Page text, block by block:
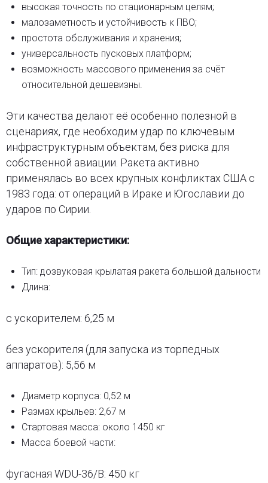
высокая точность по стационарным целям;
малозаметность и устойчивость к ПВО;
простота обслуживания и хранения;
универсальность пусковых платформ;
возможность массового применения за счёт
относительной дешевизны.
Эти качества делают её особенно полезной в
сценариях, где необходим удар по ключевым
инфраструктурным объектам, без риска для
собственной авиации. Ракета активно
применялась во всех крупных конфликтах США с
1983 года: от операций в Ираке и Югославии до
ударов по Сирии.
Общие характеристики:
Тип: дозвуковая крылатая ракета большой дальности
Длина:
с ускорителем: 6,25 м
без ускорителя (для запуска из торпедных
аппаратов): 5,56 м
Диаметр корпуса: 0,52 м
Размах крыльев: 2,67 м
Стартовая масса: около 1450 кг
Масса боевой части:
фугасная WDU-36/B: 450 кг